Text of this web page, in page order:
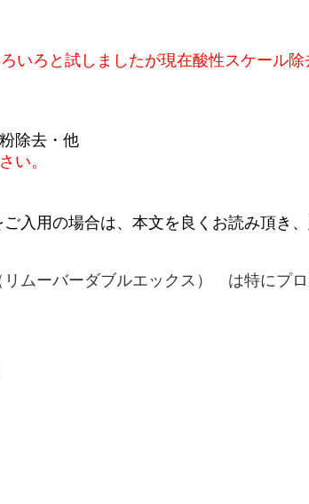
ろと試しましたが現在酸性スケール除
除去・他
い。
ご入用の場合は、本文を良くお読み頂き
ムーバーダブルエックス） は特にプ